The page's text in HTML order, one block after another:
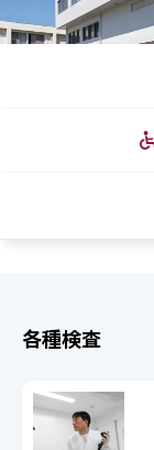
各種検査